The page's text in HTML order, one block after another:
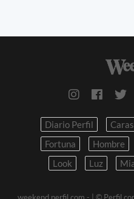
Diario Perfil Caras
Fortuna
Hombre
Look
Luz
weekend.perfil.com - | ©